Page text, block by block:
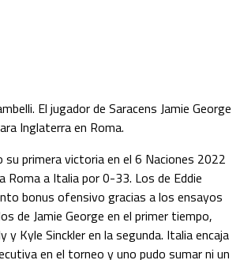
El jugador de Saracens Jamie George
Inglaterra en Roma.
su primera victoria en el 6 Naciones 2022
Roma a Italia por 0-33. Los de Eddie
bonus ofensivo gracias a los ensayos
de Jamie George en el primer tiempo,
y Kyle Sinckler en la segunda. Italia encaja
en el torneo y uno pudo sumar ni un